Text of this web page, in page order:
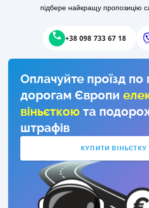
підбере найкращу пропозицію
+38 098 733 67 18
Оплачуйте проїзд по
дорогам Європи
віньєткою та
штрафів
КУПИТИ ВІНЬЄТКУ